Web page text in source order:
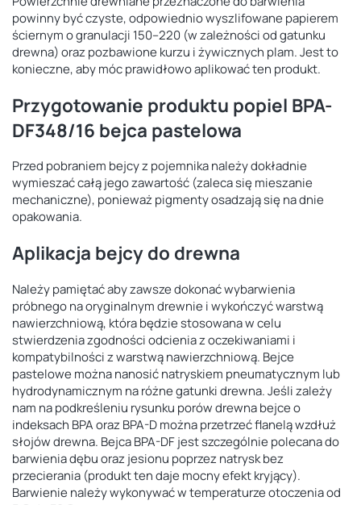
powinny być czyste, odpowiednio wyszlifowane papierem
ściernym o granulacji 150–220 (w zależności od gatunku
drewna) oraz pozbawione kurzu i żywicznych plam. Jest to
konieczne, aby móc prawidłowo aplikować ten produkt.
Przygotowanie produktu popiel BPA-
DF348/16 bejca pastelowa
Przed pobraniem bejcy z pojemnika należy dokładnie
wymieszać całą jego zawartość (zaleca się mieszanie
mechaniczne), ponieważ pigmenty osadzają się na dnie
opakowania.
Aplikacja bejcy do drewna
Należy pamiętać aby zawsze dokonać wybarwienia
próbnego na oryginalnym drewnie i wykończyć warstwą
nawierzchniową, która będzie stosowana w celu
stwierdzenia zgodności odcienia z oczekiwaniami i
kompatybilności z warstwą nawierzchniową. Bejce
pastelowe można nanosić natryskiem pneumatycznym lub
hydrodynamicznym na różne gatunki drewna. Jeśli zależy
nam na podkreśleniu rysunku porów drewna bejce o
indeksach BPA oraz BPA-D można przetrzeć flanelą wzdłuż
słojów drewna. Bejca BPA-DF jest szczególnie polecana do
barwienia dębu oraz jesionu poprzez natrysk bez
przecierania (produkt ten daje mocny efekt kryjący).
Barwienie należy wykonywać w temperaturze otoczenia od